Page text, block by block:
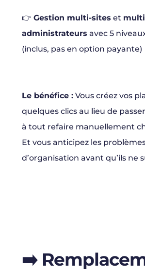
👉 Gestion multi-sites et
administrateurs avec 5
(inclus, pas en option payante)
Le bénéfice :Vous créez vos
quelques clics au lieu de
à tout refaire manuellement
Et vous anticipez les
d’organisation avant qu’ils ne
➡️